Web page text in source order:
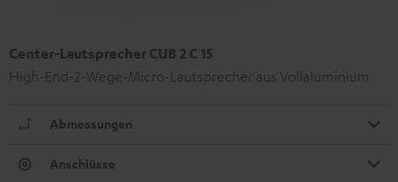
Center-Lautsprecher CUB 2 C 15
High-End-2-Wege-Micro-Lautsprecher aus Vollaluminium
Abmessungen
Anschlüsse